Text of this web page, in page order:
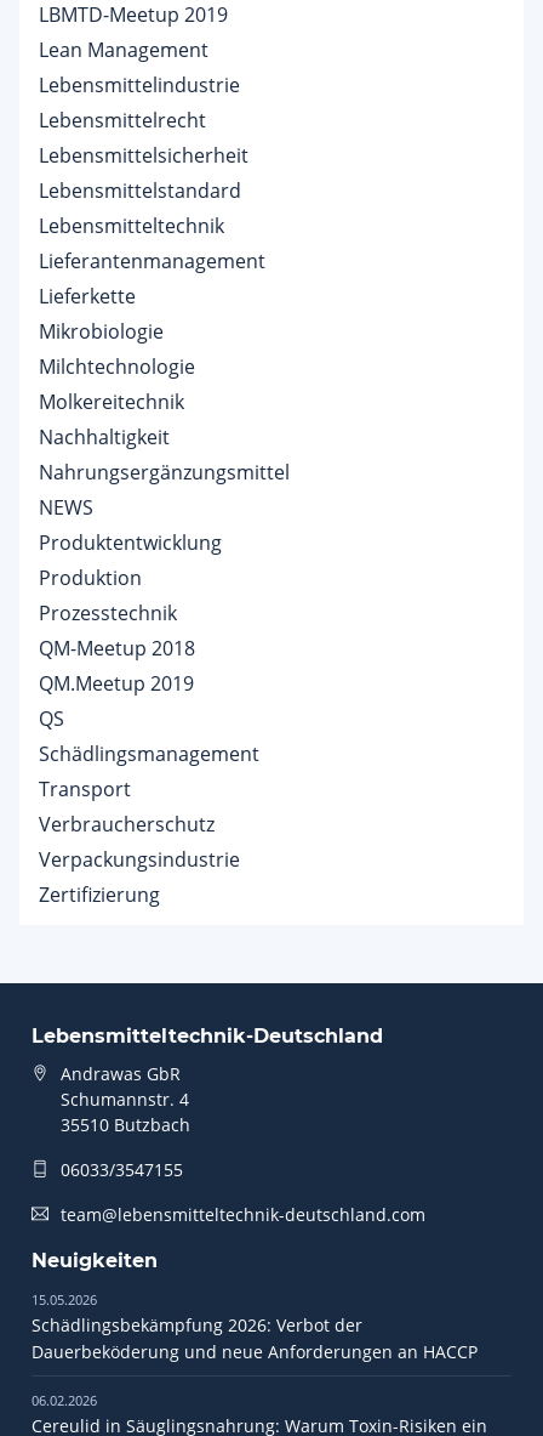
LBMTD-Meetup 2019
Lean Management
Lebensmittelindustrie
Lebensmittelrecht
Lebensmittelsicherheit
Lebensmittelstandard
Lebensmitteltechnik
Lieferantenmanagement
Lieferkette
Mikrobiologie
Milchtechnologie
Molkereitechnik
Nachhaltigkeit
Nahrungsergänzungsmittel
NEWS
Produktentwicklung
Produktion
Prozesstechnik
QM-Meetup 2018
QM.Meetup 2019
QS
Schädlingsmanagement
Transport
Verbraucherschutz
Verpackungsindustrie
Zertifizierung
Lebensmitteltechnik-Deutschland
Andrawas GbR
Schumannstr. 4
35510 Butzbach
06033/3547155
team@lebensmitteltechnik-deutschland.com
Neuigkeiten
15.05.2026
Schädlingsbekämpfung 2026: Verbot der
Dauerbeköderung und neue Anforderungen an HACCP
06.02.2026
Cereulid in Säuglingsnahrung: Warum Toxin-Risiken ein